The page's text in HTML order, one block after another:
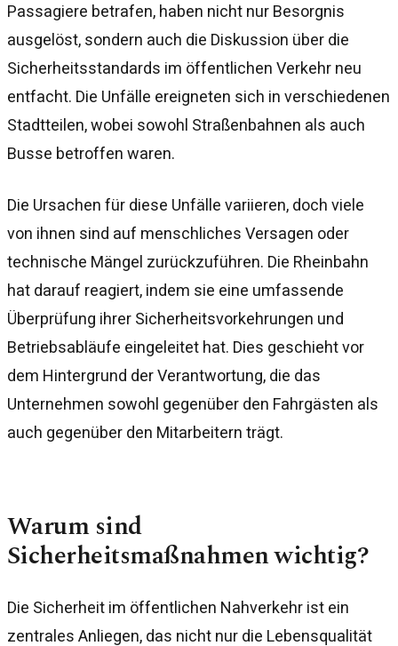
Passagiere betrafen, haben nicht nur Besorgnis
ausgelöst, sondern auch die Diskussion über die
Sicherheitsstandards im öffentlichen Verkehr neu
entfacht. Die Unfälle ereigneten sich in verschiedenen
Stadtteilen, wobei sowohl Straßenbahnen als auch
Busse betroffen waren.
Die Ursachen für diese Unfälle variieren, doch viele
von ihnen sind auf menschliches Versagen oder
technische Mängel zurückzuführen. Die Rheinbahn
hat darauf reagiert, indem sie eine umfassende
Überprüfung ihrer Sicherheitsvorkehrungen und
Betriebsabläufe eingeleitet hat. Dies geschieht vor
dem Hintergrund der Verantwortung, die das
Unternehmen sowohl gegenüber den Fahrgästen als
auch gegenüber den Mitarbeitern trägt.
Warum sind
Sicherheitsmaßnahmen wichtig?
Die Sicherheit im öffentlichen Nahverkehr ist ein
zentrales Anliegen, das nicht nur die Lebensqualität